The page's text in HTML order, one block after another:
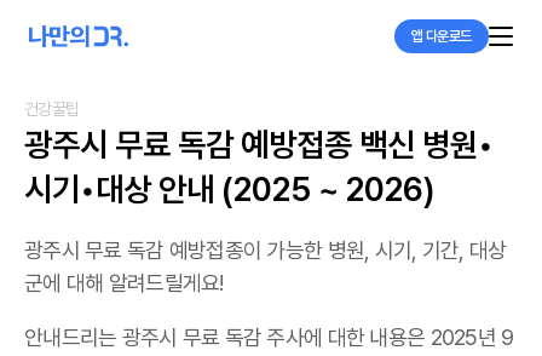
앱 다운로드
건강꿀팁
광주시 무료 독감 예방접종 백신 병원•
시기•대상 안내 (2025 ~ 2026)
광주시 무료 독감 예방접종이 가능한 병원, 시기, 기간, 대상
군에 대해 알려드릴게요!
안내드리는 광주시 무료 독감 주사에 대한 내용은 2025년 9